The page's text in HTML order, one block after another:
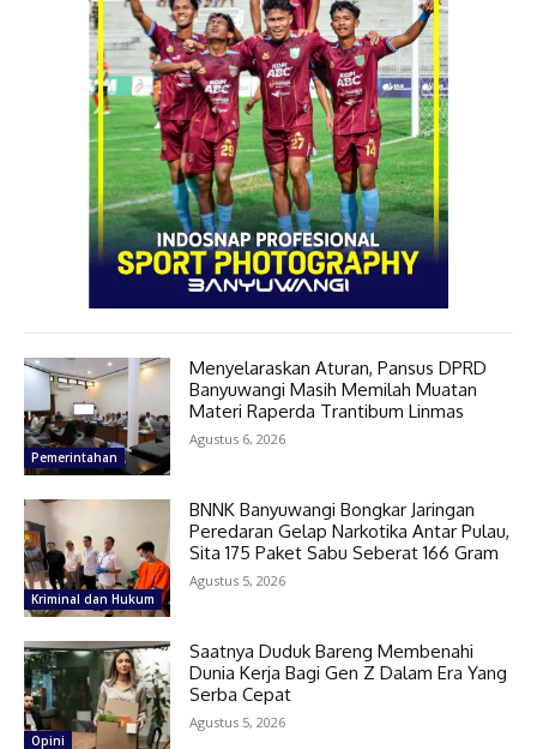
Pemerintahan
Menyelaraskan Aturan, Pansus DPRD
Banyuwangi Masih Memilah Muatan
Materi Raperda Trantibum Linmas
Agustus 6, 2026
Kriminal dan Hukum
BNNK Banyuwangi Bongkar Jaringan
Peredaran Gelap Narkotika Antar Pulau,
Sita 175 Paket Sabu Seberat 166 Gram
Agustus 5, 2026
Opini
Saatnya Duduk Bareng Membenahi
Dunia Kerja Bagi Gen Z Dalam Era Yang
Serba Cepat
Agustus 5, 2026